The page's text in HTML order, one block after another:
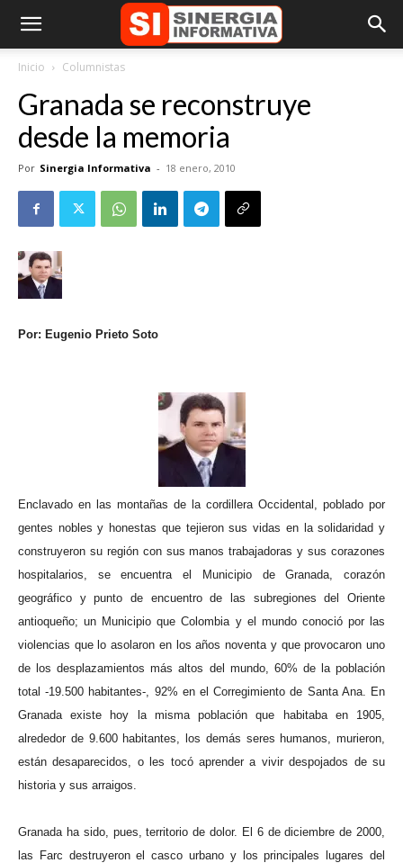
Inicio Columnistas
Granada se reconstruye
desde la memoria
Por Sinergia Informativa - 18 enero, 2010
Por: Eugenio Prieto Soto
Enclavado en las montañas de la cordillera Occidental, poblado por
gentes nobles y honestas que tejieron sus vidas en la solidaridad y
construyeron su región con sus manos trabajadoras y sus corazones
hospitalarios, se encuentra el Municipio de Granada, corazón
geográfico y punto de encuentro de las subregiones del Oriente
antioqueño; un Municipio que Colombia y el mundo conoció por las
violencias que lo asolaron en los años noventa y que provocaron uno
de los desplazamientos más altos del mundo, 60% de la población
total -19.500 habitantes-, 92% en el Corregimiento de Santa Ana. En
Granada existe hoy la misma población que habitaba en 1905,
alrededor de 9.600 habitantes, los demás seres humanos, murieron,
están desaparecidos, o les tocó aprender a vivir despojados de su
historia y sus arraigos.
Granada ha sido, pues, territorio de dolor. El 6 de diciembre de 2000,
las Farc destruyeron el casco urbano y los principales lugares del